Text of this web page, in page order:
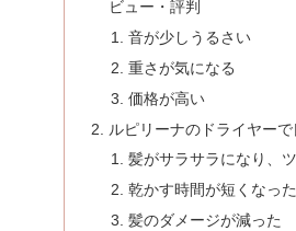
ビュー・評判
音が少しうるさい
重さが気になる
価格が高い
ルピリーナのドライヤーで
髪がサラサラになり、
乾かす時間が短くなった
髪のダメージが減った